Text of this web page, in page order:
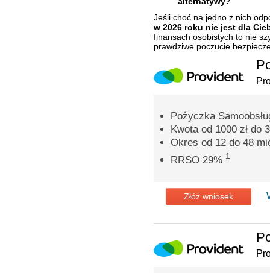
Jeśli choć na jedno z nich
w 2026 roku nie jest dla
finansach osobistych to nie
prawdziwe poczucie
Pożyczka
Kwota od 1000 zł do
Okres od 12 do 48
RRSO 29% 1
Złóż wniosek